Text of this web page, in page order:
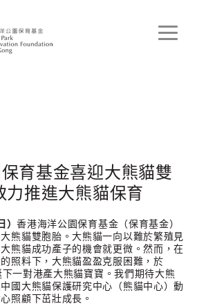
Toggle
育基金喜迎大熊貓雙
力推進大熊貓保育
日）香港海洋公園保育基金（保育基金）
熊貓雙胞胎。大熊貓一向以難於繁殖見
熊貓成功產子的機會就更微。然而，在
照料下，大熊貓盈盈克服困難，於
一對港產大熊貓寶寶。我們期待大熊
國大熊貓保護研究中心（熊貓中心）動
照顧下茁壯成長。